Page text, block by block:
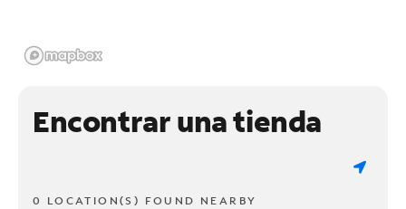
Encontrar una tienda
0 LOCATION(S) FOUND NEARBY